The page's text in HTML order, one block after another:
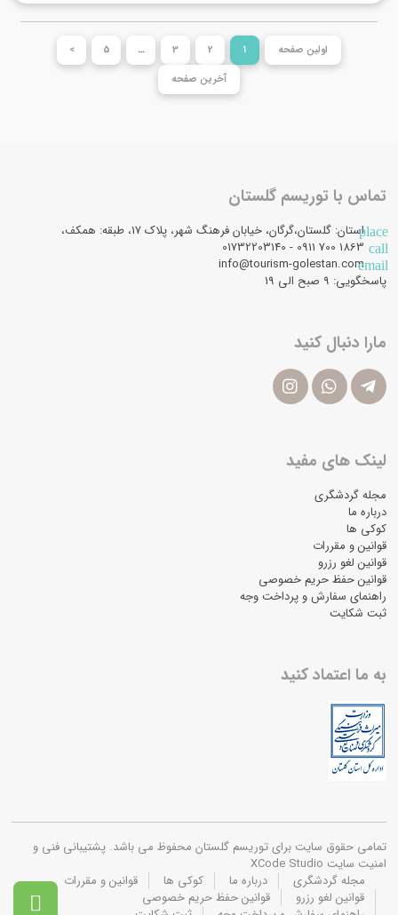
اولین صفحه 1
2
3
…
5
>
آخرین صفحه

تماس با توریسم گلستان
placeاستان: گلستان،گرگان، خیابان فرهنگ شهر، پلاک 17، طبقه: همکف،
call
email
info@tourism-golestan.com
پاسخگویی: ۹ صبح الی 19
مارا دنبال کنید
لینک های مفید
مجله گردشگری
درباره ما
کوکی ها
قوانین و مقررات
قوانین لغو رزرو
قوانین حفظ حریم خصوصی
راهنمای سفارش و پرداخت وجه
ثبت شکایت
به ما اعتماد کنید
تمامی حقوق سایت برای توریسم گلستان محفوظ می باشد. پشتیبانی فنی و
امنیت سایت XCode Studio
مجله گردشگری
درباره ما کوکی ها
قوانین و مقررات
قوانین لغو رزرو
قوانین حفظ حریم خصوصی